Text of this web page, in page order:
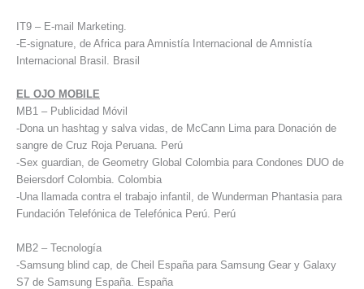
IT9 – E-mail Marketing.
-E-signature, de Africa para Amnistía Internacional de Amnistía
Internacional Brasil. Brasil
EL OJO MOBILE
MB1 – Publicidad Móvil
-Dona un hashtag y salva vidas, de McCann Lima para Donación de
sangre de Cruz Roja Peruana. Perú
-Sex guardian, de Geometry Global Colombia para Condones DUO de
Beiersdorf Colombia. Colombia
-Una llamada contra el trabajo infantil, de Wunderman Phantasia para
Fundación Telefónica de Telefónica Perú. Perú
MB2 – Tecnología
-Samsung blind cap, de Cheil España para Samsung Gear y Galaxy
S7 de Samsung España. España